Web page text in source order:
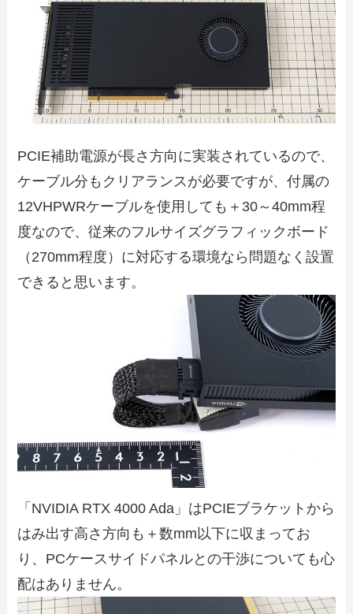
PCIE補助電源が長さ方向に実装されているので、
ケーブル分もクリアランスが必要ですが、付属の
12VHPWRケーブルを使用しても＋30～40mm程
度なので、従来のフルサイズグラフィックボード
（270mm程度）に対応する環境なら問題なく設置
できると思います。
「NVIDIA RTX 4000 Ada」はPCIEブラケットから
はみ出す高さ方向も＋数mm以下に収まってお
り、PCケースサイドパネルとの干渉についても心
配はありません。